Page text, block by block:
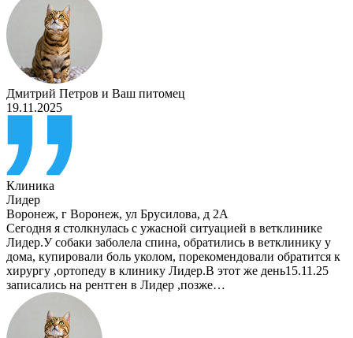
Дмитрий Петров и Ваш питомец
19.11.2025
Клиника
Лидер
Воронеж, г Воронеж, ул Брусилова, д 2А
Сегодня я столкнулась с ужасной ситуацией в ветклинике
Лидер.У собаки заболела спина, обратились в ветклинику у
дома, купировали боль уколом, порекомендовали обратится к
хирургу ,ортопеду в клинику Лидер.В этот же день15.11.25
записались на рентген в Лидер ,позже…